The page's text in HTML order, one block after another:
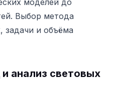
моделей до
Выбор метода
задачи и объёма
анализ световых